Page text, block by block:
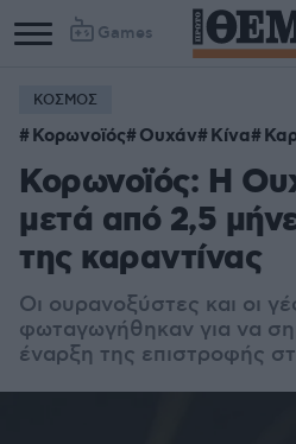
Games
ΚΟΣΜΟΣ
Κορωνοϊός Ουχάν Κίνα
Κορωνοϊός: H
μετά από 2,5
της καραντίνας
Οι ουρανοξύστες και οι
φωταγωγήθηκαν για να
έναρξη της επιστροφής